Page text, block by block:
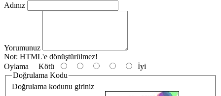
Adınız
Yorumunuz
Not: HTML'e dönüştürülmez!
Oylama Kötü
İyi
Doğrulama Kodu
Doğrulama kodunu giriniz